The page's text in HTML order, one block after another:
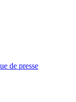
de presse